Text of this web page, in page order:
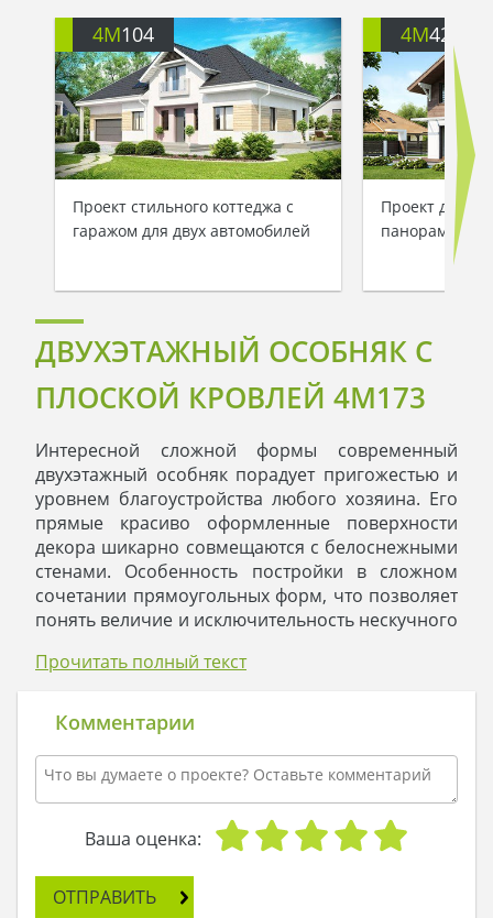
4M104
Проект стильного коттеджа с
гаражом для двух автомобилей
4M426
Проект
панорамным
ДВУХЭТАЖНЫЙ ОСОБНЯК С
ПЛОСКОЙ КРОВЛЕЙ 4M173
Интересной сложной формы современный
двухэтажный особняк порадует пригожестью и
уровнем благоустройства любого хозяина. Его
прямые красиво оформленные поверхности
декора шикарно совмещаются с белоснежными
стенами. Особенность постройки в сложном
сочетании прямоугольных форм, что позволяет
понять величие и исключительность нескучного
Современная постройка украсит любое
выглядит пышная шикарная зелень, яркие
цветы становятся еще более эффектными, а
стриженые лужайки приобретают
совершенство.
Внутреннее пространство первого этажа за счет
рационального разделения площади относится
размещение двух автомобилей, для хранения
инструмента и выполнения сервисных работ
Прочитать полный текст
Комментарии
Ваша оценка:
ОТПРАВИТЬ